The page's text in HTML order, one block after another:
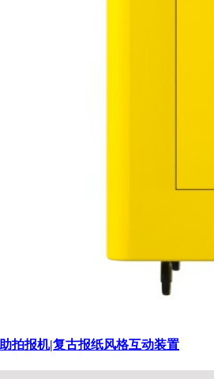
拍报机|复古报纸风格互动装置